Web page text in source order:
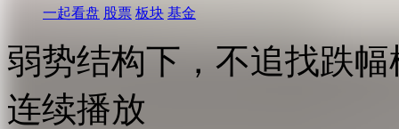
一起看盘 股票 板块 基金
弱势结构下，不追找跌幅
连续播放